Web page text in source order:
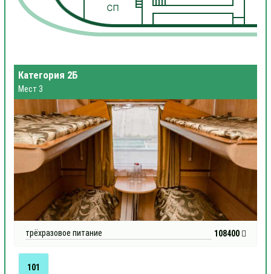
Категория 2Б
Мест 3
трёхразовое питание 108400
101